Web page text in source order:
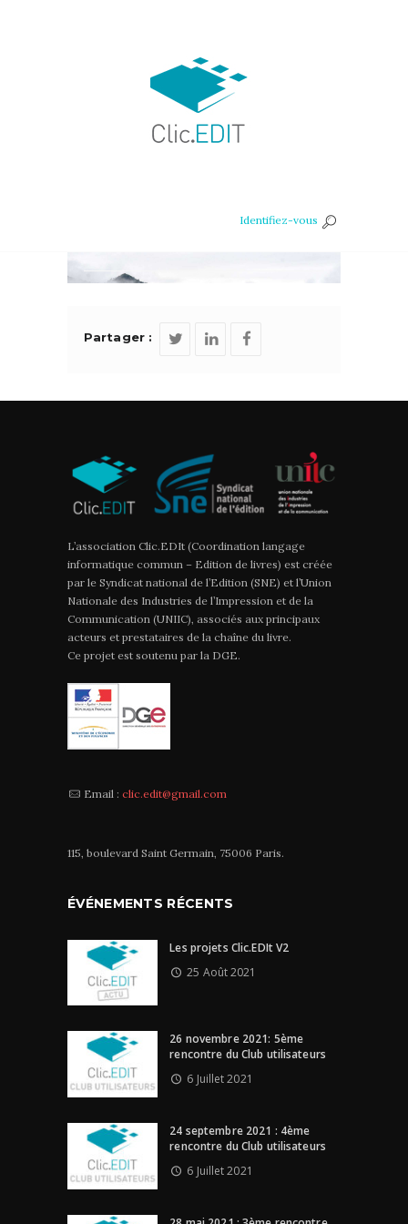
Identifiez-vous
Partager :
L’association Clic.EDIt (Coordination langage
informatique commun – Edition de livres) est créée
par le Syndicat national de l’Edition (SNE) et l’Union
Nationale des Industries de l’Impression et de la
Communication (UNIIC), associés aux principaux
acteurs et prestataires de la chaîne du livre.
Ce projet est soutenu par la DGE.
Email : clic.edit@gmail.com
115, boulevard Saint Germain, 75006 Paris.
ÉVÉNEMENTS RÉCENTS
Les projets Clic.EDIt V2
25 Août 2021
26 novembre 2021: 5ème
rencontre du Club utilisateurs
6 Juillet 2021
24 septembre 2021 : 4ème
rencontre du Club utilisateurs
6 Juillet 2021